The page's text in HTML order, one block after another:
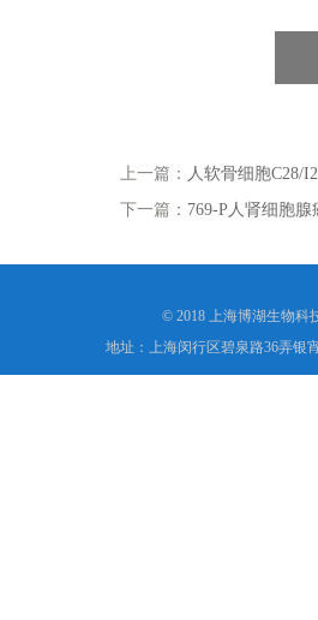
上一篇： 人软骨细胞C28/I2
下一篇： 769-P人肾细胞腺
© 2018 上海博湖生物科
地址：上海闵行区碧泉路36弄银